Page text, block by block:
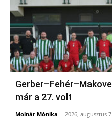
már a 27. volt
Molnár Mónika - 2026, augusztus 7.